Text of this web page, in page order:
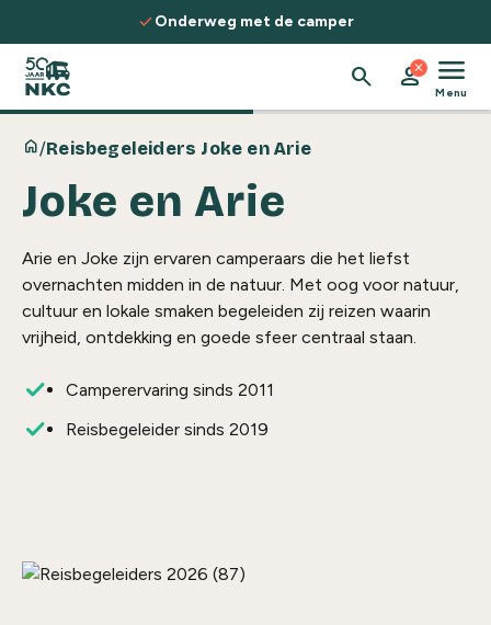
Spring naar de inhoud
checkOnderweg met de camper
search person
close menu
Menu
home/Reisbegeleiders Joke en Arie
Joke en Arie
Arie en Joke zijn ervaren camperaars die het liefst
overnachten midden in de natuur. Met oog voor natuur,
cultuur en lokale smaken begeleiden zij reizen waarin
vrijheid, ontdekking en goede sfeer centraal staan.
Camperervaring sinds 2011
Reisbegeleider sinds 2019